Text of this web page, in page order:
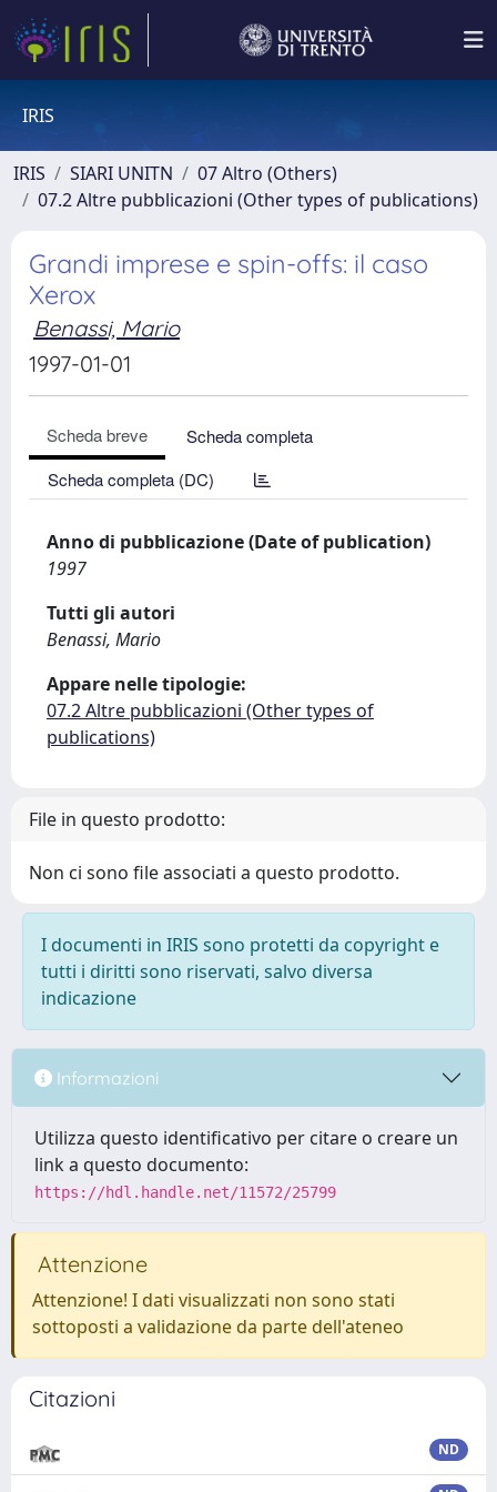
IRIS
IRIS SIARI UNITN
07 Altro (Others)
07.2 Altre pubblicazioni (Other types of publications)
Grandi imprese e spin-offs: il caso
Xerox
Benassi, Mario
1997-01-01
Scheda breve
Scheda completa
Scheda completa (DC)
Anno di pubblicazione (Date of publication)
1997
Tutti gli autori
Benassi, Mario
Appare nelle tipologie:
07.2 Altre pubblicazioni (Other types of
publications)
File in questo prodotto:
Non ci sono file associati a questo prodotto.
I documenti in IRIS sono protetti da copyright e
tutti i diritti sono riservati, salvo diversa
indicazione
Informazioni
Utilizza questo identificativo per citare o creare un
link a questo documento:
https://hdl.handle.net/11572/25799
Attenzione
Attenzione! I dati visualizzati non sono stati
sottoposti a validazione da parte dell'ateneo
Citazioni
ND